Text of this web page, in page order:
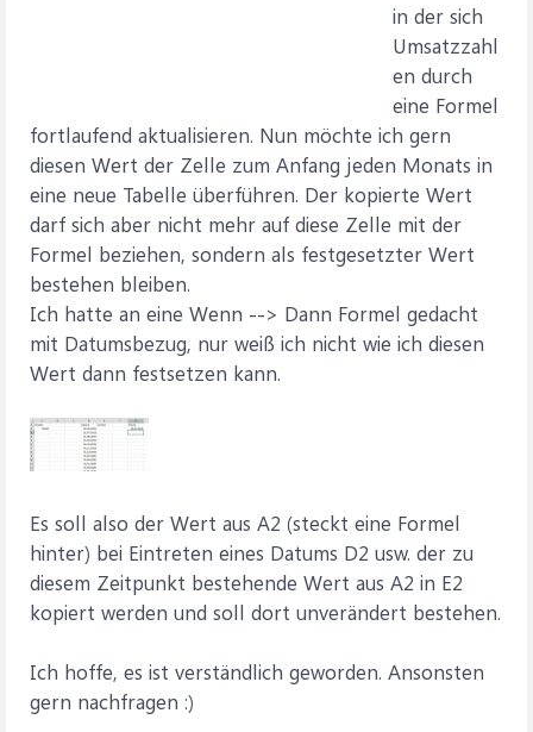
in der sich
Umsatzzahl
en durch
eine Formel
fortlaufend aktualisieren. Nun möchte ich gern
diesen Wert der Zelle zum Anfang jeden Monats in
eine neue Tabelle überführen. Der kopierte Wert
darf sich aber nicht mehr auf diese Zelle mit der
Formel beziehen, sondern als festgesetzter Wert
bestehen bleiben.
Ich hatte an eine Wenn --> Dann Formel gedacht
mit Datumsbezug, nur weiß ich nicht wie ich diesen
Wert dann festsetzen kann.
Es soll also der Wert aus A2 (steckt eine Formel
hinter) bei Eintreten eines Datums D2 usw. der zu
diesem Zeitpunkt bestehende Wert aus A2 in E2
kopiert werden und soll dort unverändert bestehen.
Ich hoffe, es ist verständlich geworden. Ansonsten
gern nachfragen :)